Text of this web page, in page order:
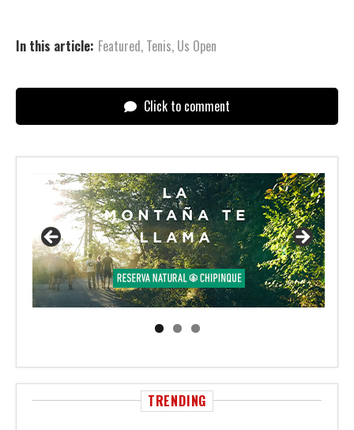
In this article: Featured, Tenis, Us Open
Click to comment
TRENDING